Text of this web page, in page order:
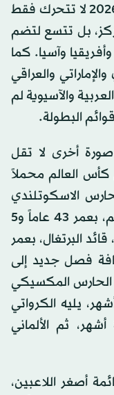
هذه الأرقام تكشف أن كأس العالم 2026 لا تتحرك فقط
بل تتسع لتضم
وآسيا. كما
والعراقي
والآسيوية لم
البطولة.
صورة أخرى لا تقل
العالم محملاً
الاسكوتلندي
كريغ غوردون، أكبر لاعب في القوائم، بعمر 43 عاماً و5
البرتغال، بعمر
لإضافة فصل جديد إلى
الحارس المكسيكي
أوتشوا بعمر 40 عاماً و10 أشهر، يليه الكرواتي
لوكا مودريتش بعمر 40 عاماً و8 أشهر، ثم الألماني
أصغر اللاعبين،